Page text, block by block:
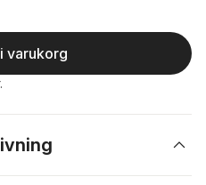
varukorg